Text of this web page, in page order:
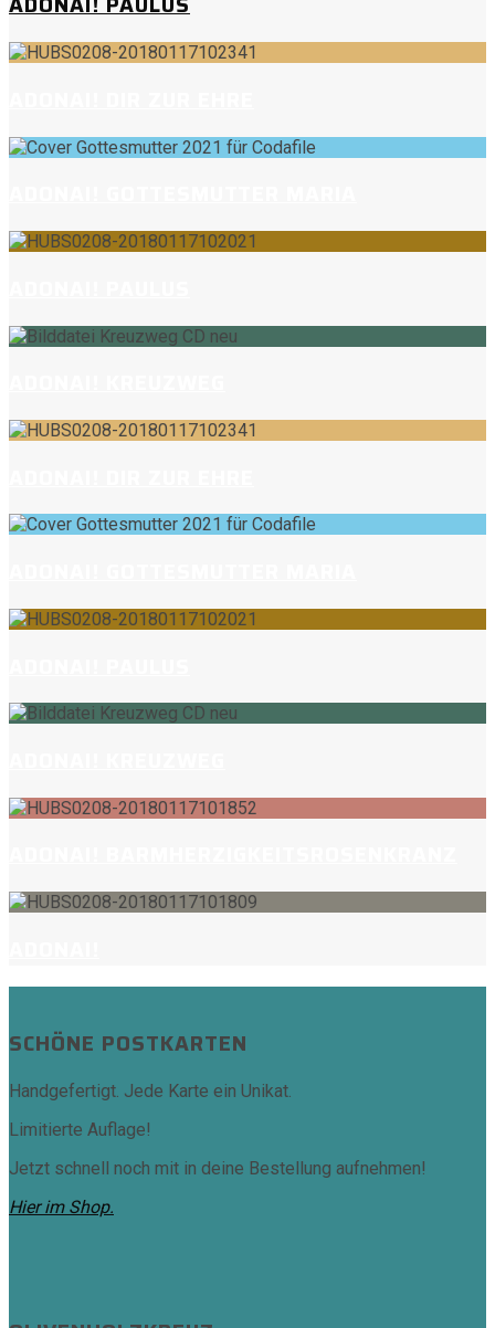
SCHÖNE POSTKARTEN
Handgefertigt. Jede Karte ein Unikat.
Limitierte Auflage!
Jetzt schnell noch mit in deine Bestellung aufnehmen!
Hier im Shop.